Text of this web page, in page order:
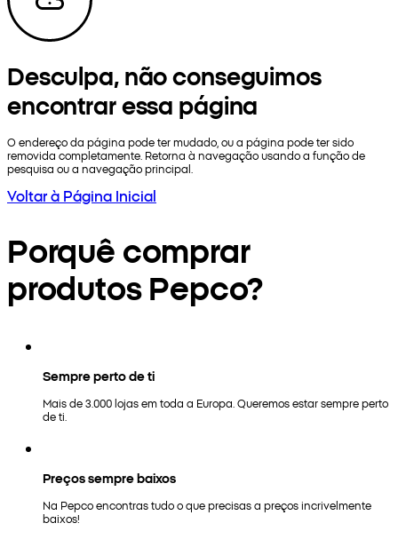
Desculpa, não conseguimos
encontrar essa página
O endereço da página pode ter mudado, ou a página pode ter sido
removida completamente. Retorna à navegação usando a função de
pesquisa ou a navegação principal.
Voltar à Página Inicial
Porquê comprar
produtos Pepco?
Sempre perto de ti
Mais de 3.000 lojas em toda a Europa. Queremos estar sempre perto
de ti.
Preços sempre baixos
Na Pepco encontras tudo o que precisas a preços incrivelmente
baixos!